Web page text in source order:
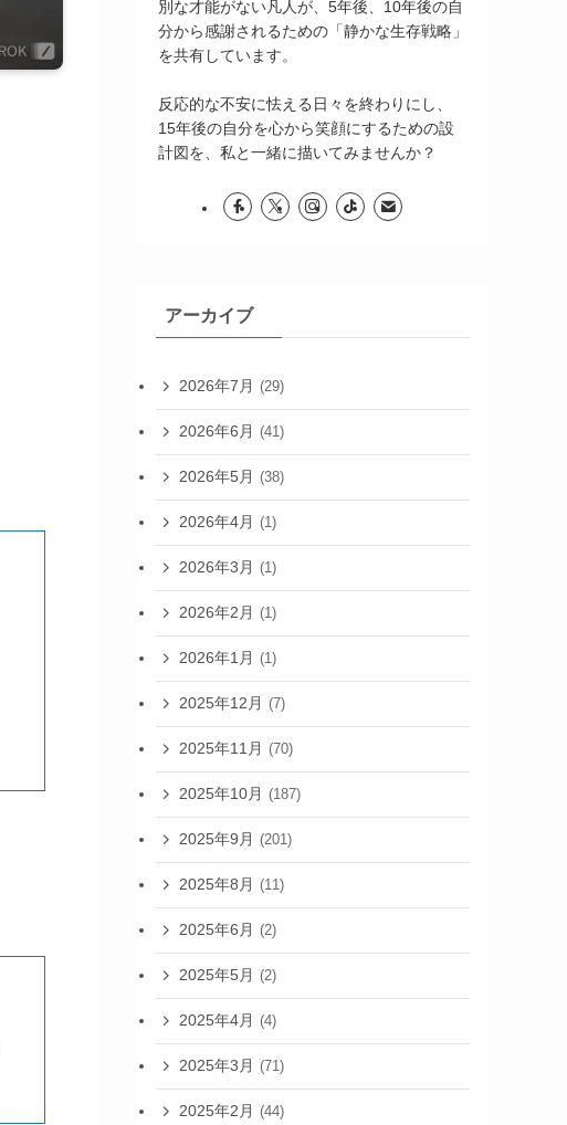
別な才能がない凡人が、5年後、10年後の自
分から感謝されるための「静かな生存戦略」
を共有しています。
反応的な不安に怯える日々を終わりにし、
15年後の自分を心から笑顔にするための設
計図を、私と一緒に描いてみませんか？
アーカイブ
2026年7月 (29)
2026年6月 (41)
2026年5月 (38)
2026年4月 (1)
2026年3月 (1)
2026年2月 (1)
2026年1月 (1)
2025年12月 (7)
2025年11月 (70)
2025年10月 (187)
2025年9月 (201)
2025年8月 (11)
2025年6月 (2)
2025年5月 (2)
2025年4月 (4)
2025年3月 (71)
2025年2月 (44)